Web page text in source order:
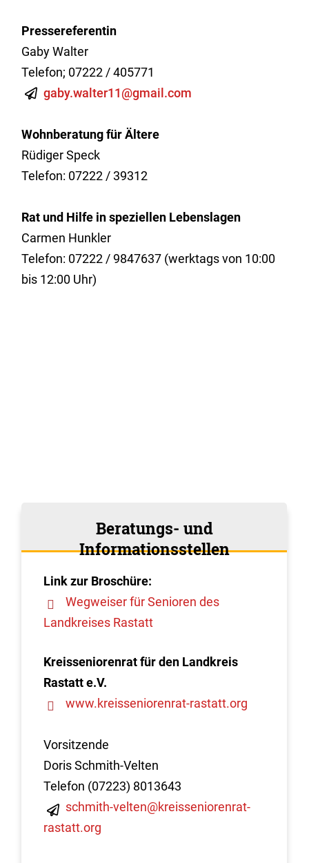
Pressereferentin
Gaby Walter
Telefon; 07222 / 405771
gaby.walter11@gmail.com
Wohnberatung für Ältere
Rüdiger Speck
Telefon: 07222 / 39312
Rat und Hilfe in speziellen Lebenslagen
Carmen Hunkler
Telefon: 07222 / 9847637 (werktags von 10:00
bis 12:00 Uhr)
Beratungs- und
Informationsstellen
Link zur Broschüre:
Wegweiser für Senioren des
Landkreises Rastatt
Kreisseniorenrat für den Landkreis
Rastatt e.V.
www.kreisseniorenrat-rastatt.org
Vorsitzende
Doris Schmith-Velten
Telefon (07223) 8013643
schmith-velten@kreisseniorenrat-
rastatt.org